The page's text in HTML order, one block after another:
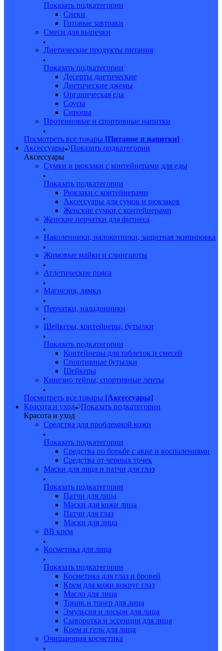
Показать подкатегории
Снеки
Готовые завтраки
Смеси для выпечки
Диетические продукты питания
Показать подкатегории
Десерты диетические
Диетические джемы
Органическая еда
Соусы
Сиропы
Протеиновые и спортивные напитки
Посмотреть все товары [Питание и напитки]
Аксессуары
Показать подкатегории
Аксессуары
Сумки и рюкзаки с контейнерами для еды
Показать подкатегории
Рюкзаки с контейнерами
Аксессуары для сумок и рюкзаков
Женские сумки с контейнерами
Женские перчатки для фитнеса
Наколенники, налокотники, защитная экипировка
Жимовые майки и слингшоты
Атлетические пояса
Магнезия, лямки
Перчатки, наладонники
Шейкеры, контейнеры, бутылки
Показать подкатегории
Контейнеры для таблеток и смесей
Спортивные бутылки
Шейкеры
Кинезио тейпы, спортивные ленты
Посмотреть все товары [Аксессуары]
Красота и уход
Показать подкатегории
Красота и уход
Средства для проблемной кожи
Показать подкатегории
Средства по борьбе с акне и воспалениями
Средства от черных точек
Маски для лица и патчи для глаз
Показать подкатегории
Патчи для лица
Маски для кожи лица
Патчи для глаз
Маски для лица
BB крем
Косметика для лица
Показать подкатегории
Косметика для глаз и бровей
Крем для кожи вокруг глаз
Масло для лица
Тоник и тонер для лица
Эмульсия и лосьон для лица
Сыворотка и эссенция для лица
Крем и гель для лица
Очищающая косметика